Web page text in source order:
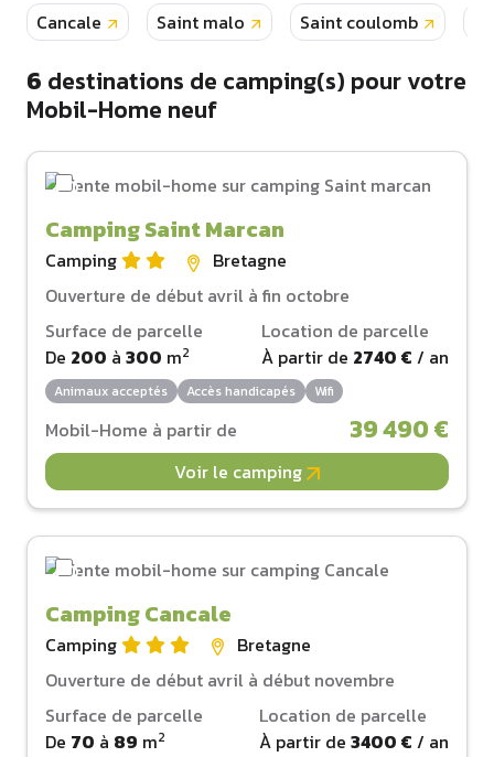
Cancale Saint malo Saint coulomb
6 destinations de camping(s) pour votre
Mobil-Home neuf
Camping Saint Marcan
Camping
Bretagne
Ouverture de début avril à fin octobre
Surface de parcelle
De 200 à 300 m2
Location de parcelle
À partir de 2740 € / an
Animaux acceptés Accès handicapés Wifi
Mobil-Home à partir de 39 490 €
Voir le camping
Camping Cancale
Camping
Bretagne
Ouverture de début avril à début novembre
Surface de parcelle
De 70 à 89 m2
Location de parcelle
À partir de 3400 € / an